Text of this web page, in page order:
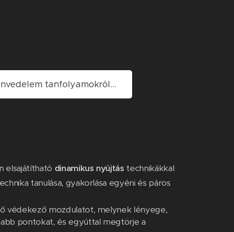
tanfolyamokról...
elsajátítható dinamikus nyújtás technikákkal
tanulása, gyakorlása egyéni és páros
védekező mozdulatot, melynek lényege,
pontokat, és egyúttal megtörje a